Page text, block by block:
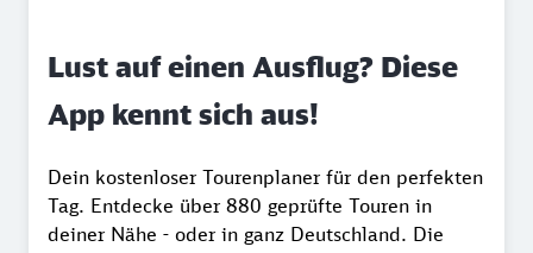
Lust auf einen Ausflug? Diese
App kennt sich aus!
Dein kostenloser Tourenplaner für den perfekten
Tag. Entdecke über 880 geprüfte Touren in
deiner Nähe - oder in ganz Deutschland. Die